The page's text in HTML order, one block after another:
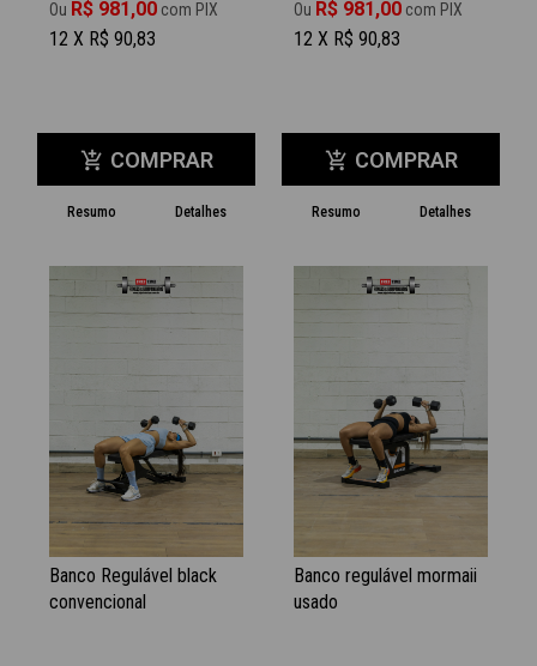
Ou R$ 981,00 com PIX
12 X R$ 90,83
add_shopping_cart COMPRAR
Resumo Detalhes
Ou R$ 981,00 com PIX
12 X R$ 90,83
add_shopping_cart COMPRAR
Resumo Detalhes
Banco Regulável black
convencional
Banco regulável mormaii
usado